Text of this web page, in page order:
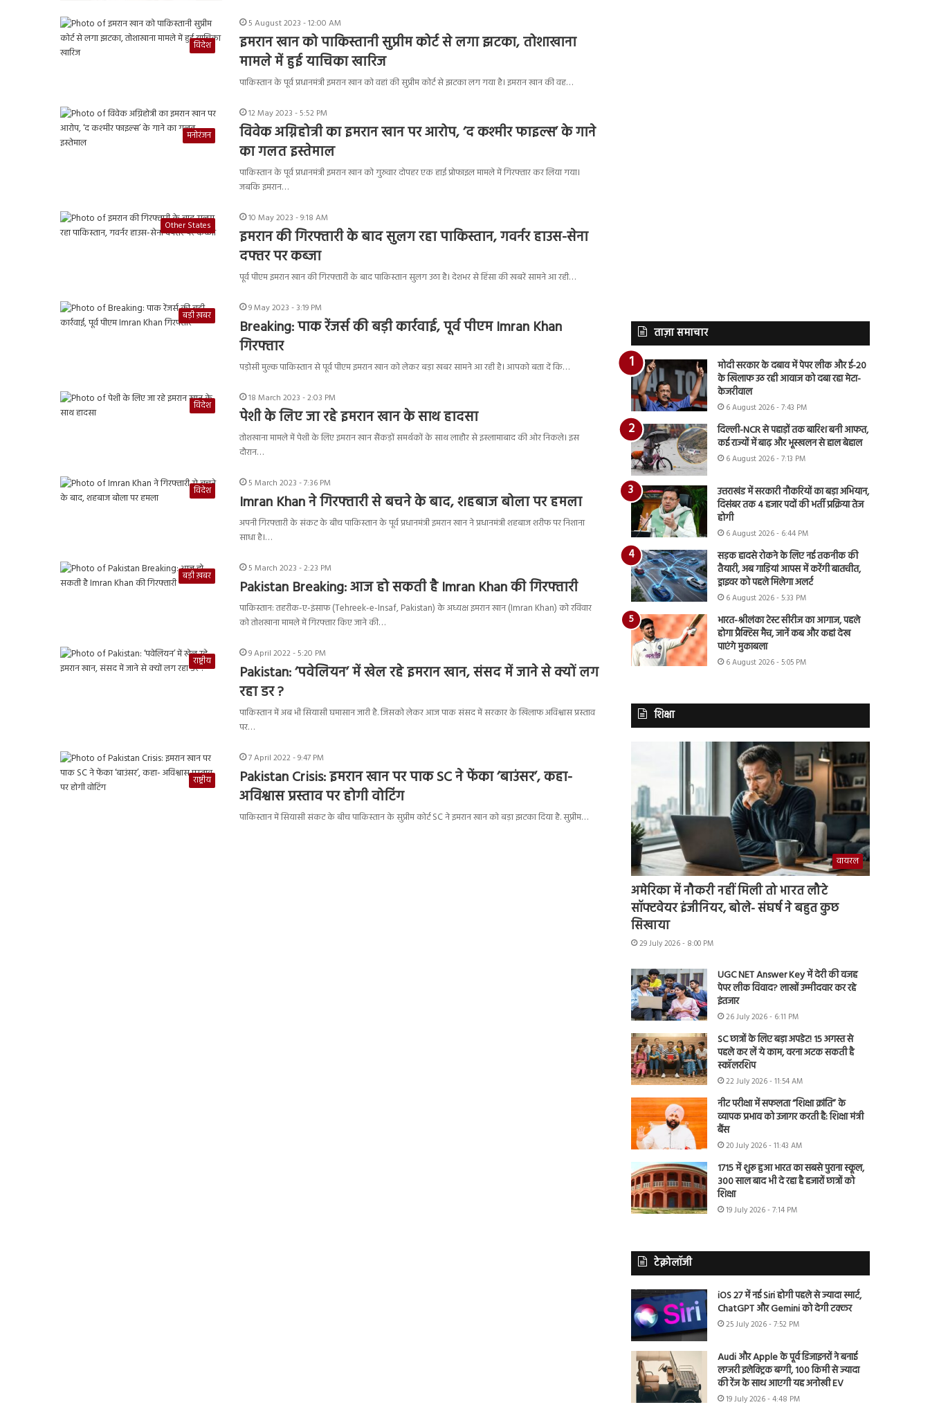
विदेश
5 August 2023 - 12:00 AM
इमरान खान को पाकिस्तानी सुप्रीम कोर्ट से लगा झटका, तोशाखाना
मामले में हुई याचिका खारिज
पाकिस्तान के पूर्व प्रधानमंत्री इमरान खान को वहां की सुप्रीम कोर्ट से झटका लग गया है। इमरान खान की वह…
मनोरंजन
12 May 2023 - 5:52 PM
विवेक अग्निहोत्री का इमरान खान पर आरोप, ‘द कश्मीर फाइल्स’ के गाने
का गलत इस्तेमाल
पाकिस्तान के पूर्व प्रधानमंत्री इमरान खान को गुरुवार दोपहर एक हाई प्रोफाइल मामले में गिरफ्तार कर लिया गया।
जबकि इमरान…
Other States
10 May 2023 - 9:18 AM
इमरान की गिरफ्तारी के बाद सुलग रहा पाकिस्तान, गवर्नर हाउस-सेना
दफ्तर पर कब्जा
पूर्व पीएम इमरान खान की गिरफ्तारी के बाद पाकिस्तान सुलग उठा है। देशभर से हिंसा की खबरें सामने आ रही…
बड़ी ख़बर
9 May 2023 - 3:19 PM
Breaking: पाक रेंजर्स की बड़ी कार्रवाई, पूर्व पीएम Imran Khan
गिरफ्तार
पड़ोसी मुल्क पाकिस्तान से पूर्व पीएम इमरान खान को लेकर बड़ा खबर सामने आ रही है। आपको बता दें कि…
विदेश
18 March 2023 - 2:03 PM
पेशी के लिए जा रहे इमरान खान के साथ हादसा
तोशखाना मामले में पेशी के लिए इमरान खान सैंकड़ों समर्थकों के साथ लाहौर से इस्लामाबाद की ओर निकले। इस
दौरान…
विदेश
5 March 2023 - 7:36 PM
Imran Khan ने गिरफ्तारी से बचने के बाद, शहबाज बोला पर हमला
अपनी गिरफ्तारी के संकट के बीच पाकिस्तान के पूर्व प्रधानमंत्री इमरान खान ने प्रधानमंत्री शहबाज शरीफ पर निशाना
साधा है।…
बड़ी ख़बर
5 March 2023 - 2:23 PM
Pakistan Breaking: आज हो सकती है Imran Khan की गिरफ्तारी
पाकिस्तान: तहरीक-ए-इंसाफ (Tehreek-e-Insaf, Pakistan) के अध्यक्ष इमरान खान (Imran Khan) को रविवार
को तोशखाना मामले में गिरफ्तार किए जाने की…
राष्ट्रीय
9 April 2022 - 5:20 PM
Pakistan: ‘पवेलियन’ में खेल रहे इमरान खान, संसद में जाने से क्यों लग
रहा डर ?
पाकिस्तान में अब भी सियासी घमासान जारी है. जिसको लेकर आज पाक संसद में सरकार के खिलाफ अविश्वास प्रस्ताव
पर…
राष्ट्रीय
7 April 2022 - 9:47 PM
Pakistan Crisis: इमरान खान पर पाक SC ने फेंका ‘बाउंसर’, कहा-
अविश्वास प्रस्ताव पर होगी वोटिंग
पाकिस्तान में सियासी संकट के बीच पाकिस्तान के सुप्रीम कोर्ट SC ने इमरान खान को बड़ा झटका दिया है. सुप्रीम…
ताज़ा समाचार
मोदी सरकार के दबाव में पेपर लीक और ई-20
के खिलाफ उठ रही आवाज को दबा रहा मेटा-
केजरीवाल
6 August 2026 - 7:43 PM
दिल्ली-NCR से पहाड़ों तक बारिश बनी आफत,
कई राज्यों में बाढ़ और भूस्खलन से हाल बेहाल
6 August 2026 - 7:13 PM
उत्तराखंड में सरकारी नौकरियों का बड़ा अभियान,
दिसंबर तक 4 हजार पदों की भर्ती प्रक्रिया तेज
होगी
6 August 2026 - 6:44 PM
सड़क हादसे रोकने के लिए नई तकनीक की
तैयारी, अब गाड़ियां आपस में करेंगी बातचीत,
ड्राइवर को पहले मिलेगा अलर्ट
6 August 2026 - 5:33 PM
भारत-श्रीलंका टेस्ट सीरीज का आगाज, पहले
होगा प्रैक्टिस मैच, जानें कब और कहां देख
पाएंगे मुकाबला
6 August 2026 - 5:05 PM
शिक्षा
वायरल
अमेरिका में नौकरी नहीं मिली तो भारत लौटे
सॉफ्टवेयर इंजीनियर, बोले- संघर्ष ने बहुत कुछ
सिखाया
29 July 2026 - 8:00 PM
UGC NET Answer Key में देरी की वजह
पेपर लीक विवाद? लाखों उम्मीदवार कर रहे
इंतजार
26 July 2026 - 6:11 PM
SC छात्रों के लिए बड़ा अपडेट! 15 अगस्त से
पहले कर लें ये काम, वरना अटक सकती है
स्कॉलरशिप
22 July 2026 - 11:54 AM
नीट परीक्षा में सफलता “शिक्षा क्रांति” के
व्यापक प्रभाव को उजागर करती है: शिक्षा मंत्री
बैंस
20 July 2026 - 11:43 AM
1715 में शुरू हुआ भारत का सबसे पुराना स्कूल,
300 साल बाद भी दे रहा है हजारों छात्रों को
शिक्षा
19 July 2026 - 7:14 PM
टेक्नोलॉजी
iOS 27 में नई Siri होगी पहले से ज्यादा स्मार्ट,
ChatGPT और Gemini को देगी टक्कर
25 July 2026 - 7:52 PM
Audi और Apple के पूर्व डिजाइनरों ने बनाई
लग्जरी इलेक्ट्रिक बग्गी, 100 किमी से ज्यादा
की रेंज के साथ आएगी यह अनोखी EV
19 July 2026 - 4:48 PM